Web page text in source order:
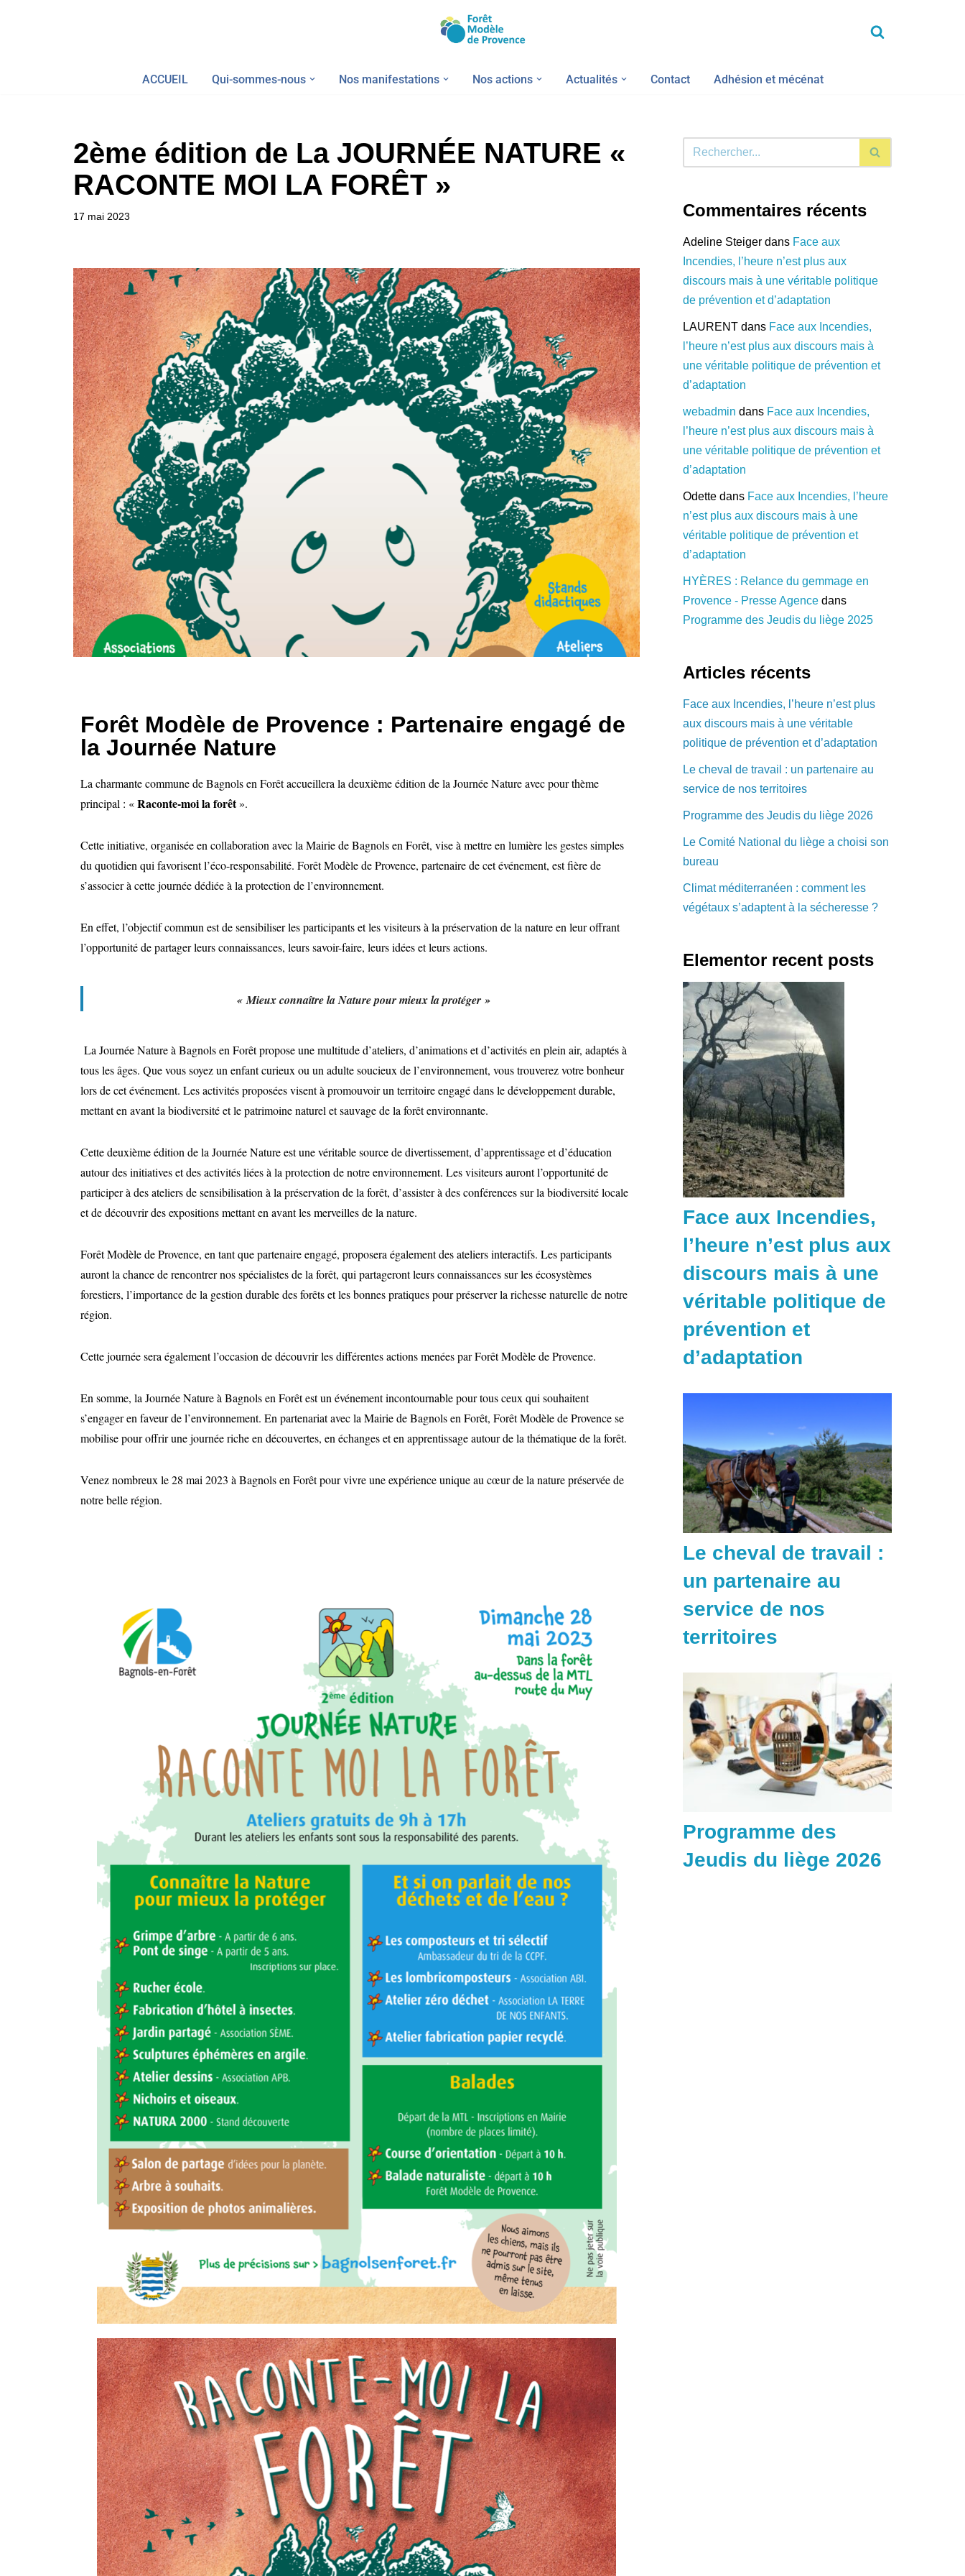
ACCUEIL Qui-sommes-nous Nos manifestations Nos actions Actualités Contact Adhésion et mécénat
2ème édition de La JOURNÉE NATURE «
RACONTE MOI LA FORÊT »
17 mai 2023
Forêt Modèle de Provence : Partenaire engagé de
la Journée Nature
La charmante commune de Bagnols en Forêt accueillera la deuxième édition de la Journée Nature avec pour thème
principal : «Raconte-moi la forêt».
Cette initiative, organisée en collaboration avec la Mairie de Bagnols en Forêt, vise à mettre en lumière les gestes simples
du quotidien qui favorisent l’éco-responsabilité. Forêt Modèle de Provence, partenaire de cet événement, est fière de
s’associer à cette journée dédiée à la protection de l’environnement.
En effet, l’objectif commun est de sensibiliser les participants et les visiteurs à la préservation de la nature en leur offrant
l’opportunité de partager leurs connaissances, leurs savoir-faire, leurs idées et leurs actions.
« Mieux connaître la Nature pour mieux la protéger »
La Journée Nature à Bagnols en Forêt propose une multitude d’ateliers, d’animations et d’activités en plein air, adaptés à
tous les âges. Que vous soyez un enfant curieux ou un adulte soucieux de l’environnement, vous trouverez votre bonheur
lors de cet événement. Les activités proposées visent à promouvoir un territoire engagé dans le développement durable,
mettant en avant la biodiversité et le patrimoine naturel et sauvage de la forêt environnante.
Cette deuxième édition de la Journée Nature est une véritable source de divertissement, d’apprentissage et d’éducation
autour des initiatives et des activités liées à la protection de notre environnement. Les visiteurs auront l’opportunité de
participer à des ateliers de sensibilisation à la préservation de la forêt, d’assister à des conférences sur la biodiversité locale
et de découvrir des expositions mettant en avant les merveilles de la nature.
Forêt Modèle de Provence, en tant que partenaire engagé, proposera également des ateliers interactifs. Les participants
auront la chance de rencontrer nos spécialistes de la forêt, qui partageront leurs connaissances sur les écosystèmes
forestiers, l’importance de la gestion durable des forêts et les bonnes pratiques pour préserver la richesse naturelle de notre
région.
Cette journée sera également l’occasion de découvrir les différentes actions menées par Forêt Modèle de Provence.
En somme, la Journée Nature à Bagnols en Forêt est un événement incontournable pour tous ceux qui souhaitent
s’engager en faveur de l’environnement. En partenariat avec la Mairie de Bagnols en Forêt, Forêt Modèle de Provence se
mobilise pour offrir une journée riche en découvertes, en échanges et en apprentissage autour de la thématique de la forêt.
Venez nombreux le 28 mai 2023 à Bagnols en Forêt pour vivre une expérience unique au cœur de la nature préservée de
notre belle région.
Commentaires récents
Adeline Steiger dans Face aux
Incendies, l’heure n’est plus aux
discours mais à une véritable politique
de prévention et d’adaptation
LAURENT dans Face aux Incendies,
l’heure n’est plus aux discours mais à
une véritable politique de prévention et
d’adaptation
webadmin dans Face aux Incendies,
l’heure n’est plus aux discours mais à
une véritable politique de prévention et
d’adaptation
Odette dans Face aux Incendies, l’heure
n’est plus aux discours mais à une
véritable politique de prévention et
d’adaptation
HYÈRES : Relance du gemmage en
Provence - Presse Agence dans
Programme des Jeudis du liège 2025
Articles récents
Face aux Incendies, l’heure n’est plus
aux discours mais à une véritable
politique de prévention et d’adaptation
Le cheval de travail : un partenaire au
service de nos territoires
Programme des Jeudis du liège 2026
Le Comité National du liège a choisi son
bureau
Climat méditerranéen : comment les
végétaux s’adaptent à la sécheresse ?
Elementor recent posts
Face aux Incendies,
l’heure n’est plus aux
discours mais à une
véritable politique de
prévention et
d’adaptation
Le cheval de travail :
un partenaire au
service de nos
territoires
Programme des
Jeudis du liège 2026